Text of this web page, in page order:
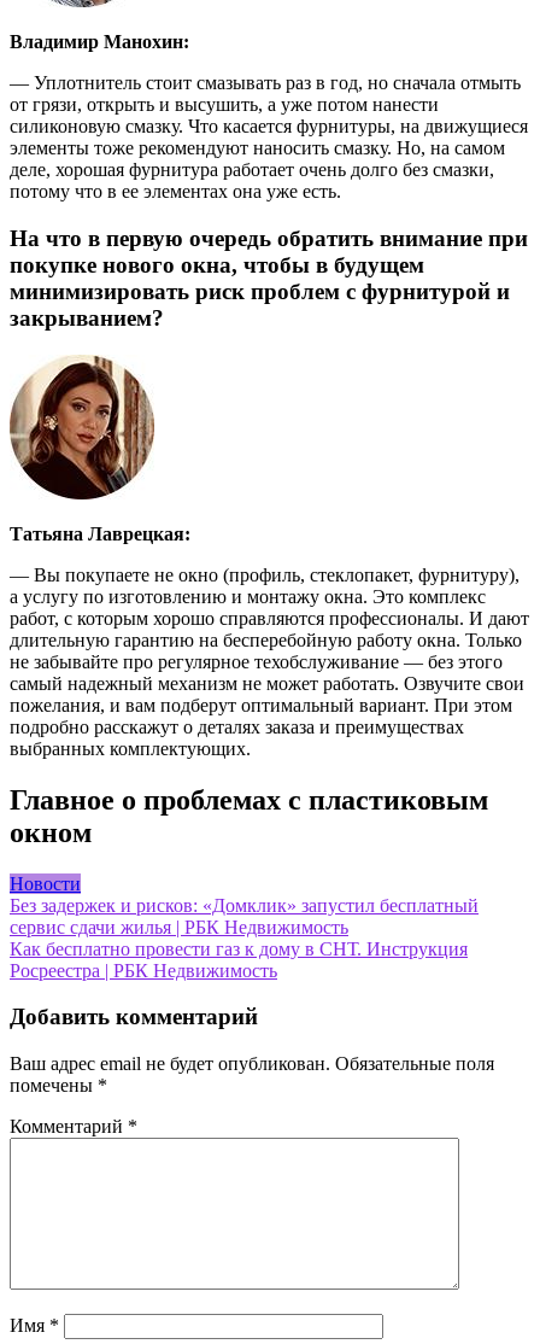
Владимир Манохин:
— Уплотнитель стоит смазывать раз в год, но сначала отмыть
от грязи, открыть и высушить, а уже потом нанести
силиконовую смазку. Что касается фурнитуры, на движущиеся
элементы тоже рекомендуют наносить смазку. Но, на самом
деле, хорошая фурнитура работает очень долго без смазки,
потому что в ее элементах она уже есть.
На что в первую очередь обратить внимание при
покупке нового окна, чтобы в будущем
минимизировать риск проблем с фурнитурой и
закрыванием?
Татьяна Лаврецкая:
— Вы покупаете не окно (профиль, стеклопакет, фурнитуру),
а услугу по изготовлению и монтажу окна. Это комплекс
работ, с которым хорошо справляются профессионалы. И дают
длительную гарантию на бесперебойную работу окна. Только
не забывайте про регулярное техобслуживание — без этого
самый надежный механизм не может работать. Озвучите свои
пожелания, и вам подберут оптимальный вариант. При этом
подробно расскажут о деталях заказа и преимуществах
выбранных комплектующих.
Главное о проблемах с пластиковым
окном
Новости
Навигация
по
записям
Без задержек и рисков: «Домклик» запустил бесплатный
сервис сдачи жилья | РБК Недвижимость
Как бесплатно провести газ к дому в СНТ. Инструкция
Росреестра | РБК Недвижимость
Добавить комментарий
Ваш адрес email не будет опубликован. Обязательные поля
помечены *
Комментарий *
Имя *